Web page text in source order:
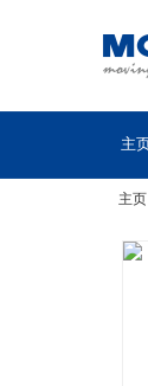
主
主页